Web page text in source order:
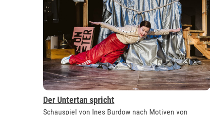
Der Untertan spricht
Schauspiel von Ines Burdow nach Motiven von